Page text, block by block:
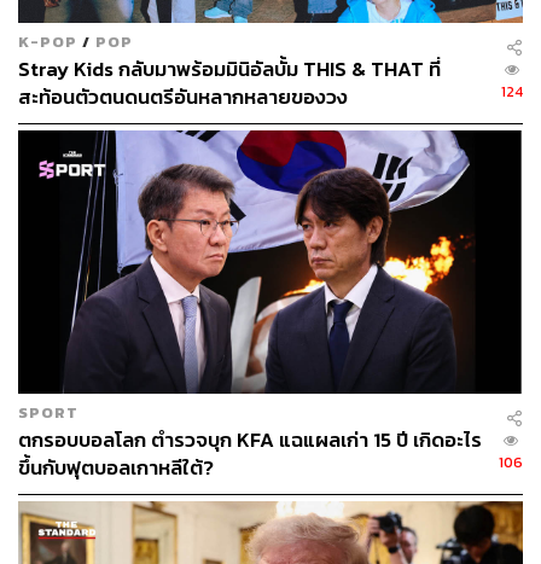
K-POP / POP
Stray Kids กลับมาพร้อมมินิอัลบั้ม THIS & THAT ที่
สะท้อนตัวตนดนตรีอันหลากหลายของวง
124
SPORT
ตกรอบบอลโลก ตำรวจบุก KFA แฉแผลเก่า 15 ปี เกิดอะไร
ขึ้นกับฟุตบอลเกาหลีใต้?
106